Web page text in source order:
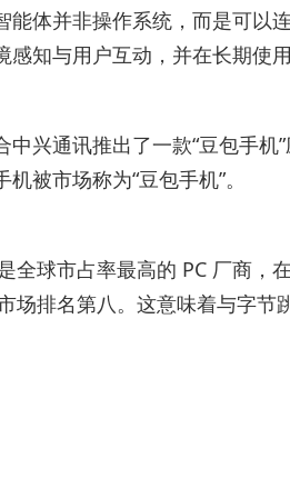
能体并非操作系统，而是可以
感知与用户互动，并在长期使
中兴通讯推出了一款“豆包手
被市场称为“豆包手机”。
全球市占率最高的 PC 厂商
场排名第八。这意味着与字